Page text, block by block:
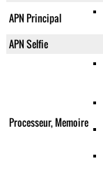
APN Principal
APN Selfie
Processeur, Memoire